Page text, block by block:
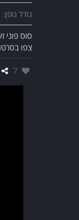
גודל גופן:
סוס
צפו
אהבו:
7